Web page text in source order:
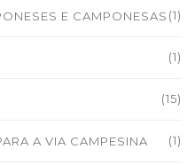
E CAMPONESAS (1)
(1)
(15)
A VIA CAMPESINA (1)